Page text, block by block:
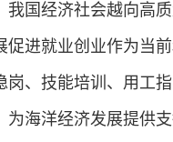
经济社会越向高质
促进就业创业作为当
岗、技能培训、用工
为海洋经济发展提供